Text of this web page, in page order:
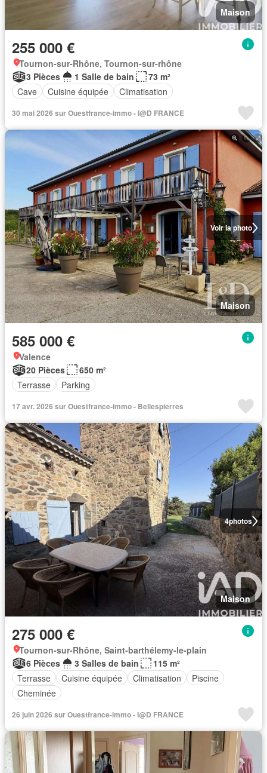
Maison
255 000 €
Tournon-sur-Rhône, Tournon-sur-rhône
3 Pièces
1 Salle de bain
73 m²
Cave
Cuisine équipée Climatisation
30 mai 2026 sur Ouestfrance-immo - I@D FRANCE
Voir la photo
Maison
585 000 €
Valence
20 Pièces
650 m²
Terrasse
Parking
17 avr. 2026 sur Ouestfrance-immo - Bellespierres
4photos
Maison
275 000 €
Tournon-sur-Rhône, Saint-barthélemy-le-plain
6 Pièces
3 Salles de bain
115 m²
Terrasse
Cuisine équipée Climatisation
Piscine
Cheminée
26 juin 2026 sur Ouestfrance-immo - I@D FRANCE